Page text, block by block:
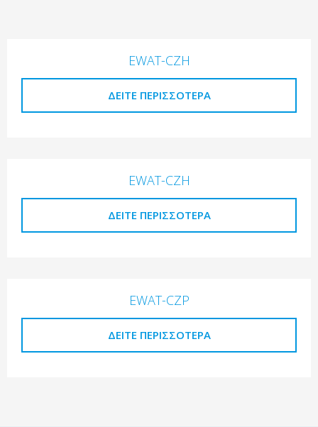
EWAT-CZH
ΔΕΊΤΕ ΠΕΡΙΣΣΌΤΕΡΑ
EWAT-CZH
ΔΕΊΤΕ ΠΕΡΙΣΣΌΤΕΡΑ
EWAT-CZP
ΔΕΊΤΕ ΠΕΡΙΣΣΌΤΕΡΑ